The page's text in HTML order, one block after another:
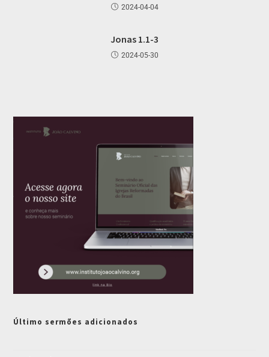
2024-04-04
Jonas 1.1-3
2024-05-30
Último sermões adicionados